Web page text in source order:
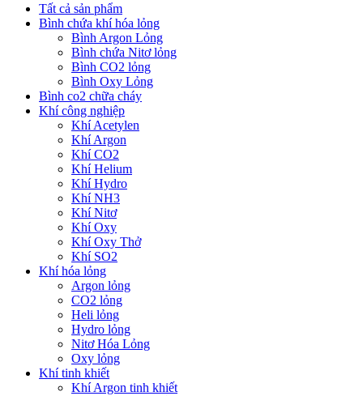
Tất cả sản phẩm
Bình chứa khí hóa lỏng
Bình Argon Lỏng
Bình chứa Nitơ lỏng
Bình CO2 lỏng
Bình Oxy Lỏng
Bình co2 chữa cháy
Khí công nghiệp
Khí Acetylen
Khí Argon
Khí CO2
Khí Helium
Khí Hydro
Khí NH3
Khí Nitơ
Khí Oxy
Khí Oxy Thở
Khí SO2
Khí hóa lỏng
Argon lỏng
CO2 lỏng
Heli lỏng
Hydro lỏng
Nitơ Hóa Lỏng
Oxy lỏng
Khí tinh khiết
Khí Argon tinh khiết